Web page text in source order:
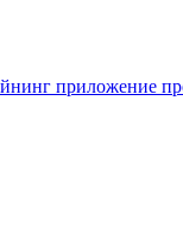
приложение